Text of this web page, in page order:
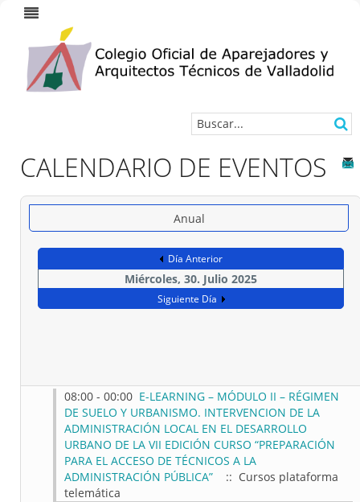
CALENDARIO DE EVENTOS
Anual
Día Anterior
Miércoles, 30. Julio 2025
Siguiente Día
08:00 - 00:00 E-LEARNING – MÓDULO II – RÉGIMEN
DE SUELO Y URBANISMO. INTERVENCION DE LA
ADMINISTRACIÓN LOCAL EN EL DESARROLLO
URBANO DE LA VII EDICIÓN CURSO “PREPARACIÓN
PARA EL ACCESO DE TÉCNICOS A LA
ADMINISTRACIÓN PÚBLICA”
:: Cursos plataforma
telemática